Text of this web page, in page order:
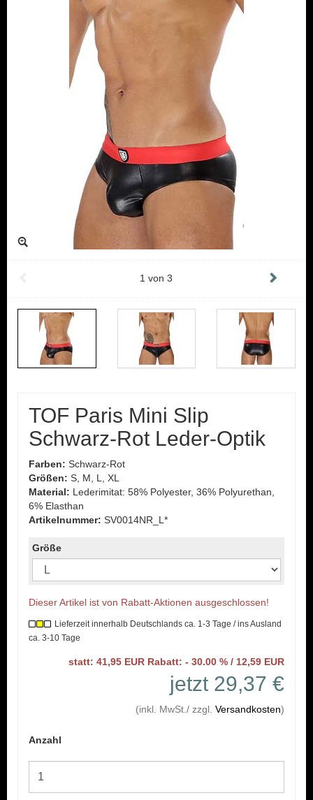
1 von3
TOF Paris Mini Slip
Schwarz-Rot Leder-Optik
Farben: Schwarz-Rot
Größen: S, M, L, XL
Material: Lederimitat: 58% Polyester, 36% Polyurethan,
6% Elasthan
Artikelnummer: SV0014NR_L*
Größe
Dieser Artikel ist von Rabatt-Aktionen ausgeschlossen!
Lieferzeit innerhalb Deutschlands ca. 1-3 Tage / ins Ausland
ca. 3-10 Tage
statt: 41,95 EUR Rabatt: - 30.00 % / 12,59 EUR
jetzt 29,37 €
(inkl. MwSt./ zzgl. Versandkosten)
Anzahl